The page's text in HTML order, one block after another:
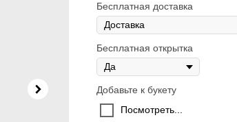
Бесплатная доставка
Бесплатная открытка
Добавьте к букету
Посмотреть...